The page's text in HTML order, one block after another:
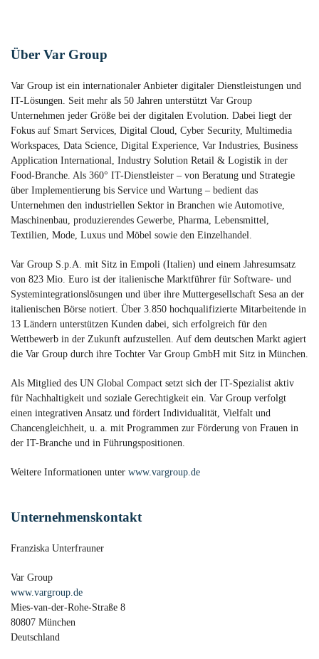
Über Var Group
Var Group ist ein internationaler Anbieter digitaler Dienstleistungen und
IT-Lösungen. Seit mehr als 50 Jahren unterstützt Var Group
Unternehmen jeder Größe bei der digitalen Evolution. Dabei liegt der
Fokus auf Smart Services, Digital Cloud, Cyber Security, Multimedia
Workspaces, Data Science, Digital Experience, Var Industries, Business
Application International, Industry Solution Retail & Logistik in der
Food-Branche. Als 360° IT-Dienstleister – von Beratung und Strategie
über Implementierung bis Service und Wartung – bedient das
Unternehmen den industriellen Sektor in Branchen wie Automotive,
Maschinenbau, produzierendes Gewerbe, Pharma, Lebensmittel,
Textilien, Mode, Luxus und Möbel sowie den Einzelhandel.
Var Group S.p.A. mit Sitz in Empoli (Italien) und einem Jahresumsatz
von 823 Mio. Euro ist der italienische Marktführer für Software- und
Systemintegrationslösungen und über ihre Muttergesellschaft Sesa an der
italienischen Börse notiert. Über 3.850 hochqualifizierte Mitarbeitende in
13 Ländern unterstützen Kunden dabei, sich erfolgreich für den
Wettbewerb in der Zukunft aufzustellen. Auf dem deutschen Markt agiert
die Var Group durch ihre Tochter Var Group GmbH mit Sitz in München.
Als Mitglied des UN Global Compact setzt sich der IT-Spezialist aktiv
für Nachhaltigkeit und soziale Gerechtigkeit ein. Var Group verfolgt
einen integrativen Ansatz und fördert Individualität, Vielfalt und
Chancengleichheit, u. a. mit Programmen zur Förderung von Frauen in
der IT-Branche und in Führungspositionen.
Weitere Informationen unter www.vargroup.de
Unternehmenskontakt
Franziska Unterfrauner
Var Group
www.vargroup.de
Mies-van-der-Rohe-Straße 8
80807 München
Deutschland